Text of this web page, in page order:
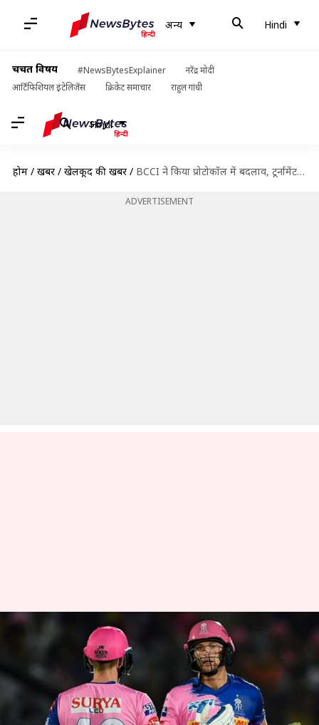
अन्य Hindi
चर्चित विषय #NewsBytesExplainer
नरेंद्र मोदी
आर्टिफिशियल इंटेलिजेंस
क्रिकेट समाचार राहुल गांधी
Hindi
होम / खबरें / खेलकूद की खबरें / BCCI ने किया प्रोटोकॉल में बदलाव, टूर्नामेंट की शुरुआत से ही उपलब्ध होंगे ऑस्ट्रेलिया-इंग्लैंड के खिलाड़ी
ADVERTISEMENT
BCCI ने किया प्रोटोकॉल में बदलाव,
टूर्नामेंट की शुरुआत से ही उपलब्ध
होंगे ऑस्ट्रेलिया-इंग्लैंड के खिलाड़ी
Neeraj Pandey Aug 22, 2020 01:48 pm